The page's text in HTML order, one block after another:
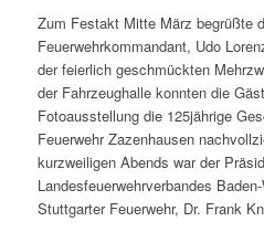
Zum Festakt Mitte März begrüßte
Feuerwehrkommandant, Udo
der feierlich geschmückten
der Fahrzeughalle konnten die
Fotoausstellung die 125jährige
Feuerwehr Zazenhausen
kurzweiligen Abends war der
Landesfeuerwehrverbandes
Stuttgarter Feuerwehr, Dr. Frank